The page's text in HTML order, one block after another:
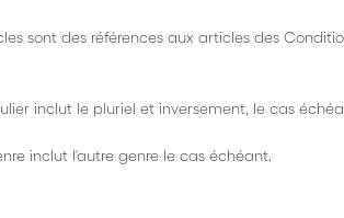
sont des références aux articles des
inclut le pluriel et inversement, le cas
inclut l'autre genre le cas échéant.